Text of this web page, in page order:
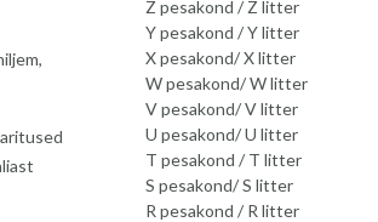
Z pesakond / Z litter
Y pesakond / Y litter
X pesakond/ X litter
W pesakond/ W litter
V pesakond/ V litter
U pesakond/ U litter
T pesakond / T litter
S pesakond/ S litter
R pesakond / R litter